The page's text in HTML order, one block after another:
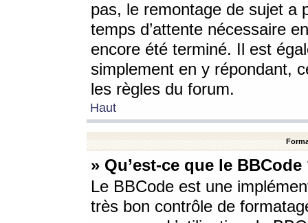
pas, le remontage de sujet a
temps d’attente nécessaire
encore été terminé. Il est
simplement en y répondant,
les règles du forum.
Haut
» Qu’est-ce que le BBCode
Le BBCode est une
très bon contrôle de